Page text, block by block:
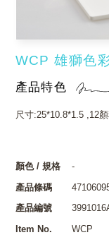
WCP 雄獅色
產品特色
尺寸:25*10.8*1.5 ,12
顏色 / 規格
-
產品條碼
產品編號
Item No.
WCP